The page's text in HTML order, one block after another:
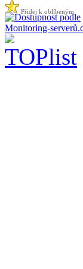
Přidej k oblíbeným